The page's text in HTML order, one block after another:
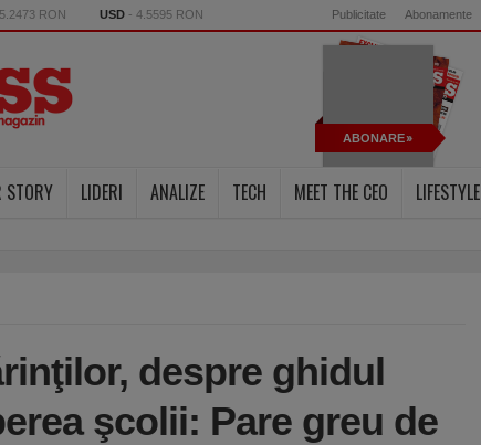
RON USD - 4.5595 RON Publicitate Abonamente
ABONARE
STORY LIDERI ANALIZE TECH MEET THE CEO LIFESTYLE
despre ghidul
şcolii: Pare greu de